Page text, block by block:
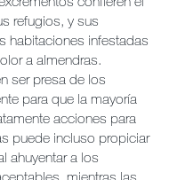
refugios, y sus
habitaciones infestadas
a almendras.
ser presa de los
para que la mayoría
acciones para
puede incluso propiciar
ahuyentar a los
mientras las